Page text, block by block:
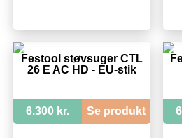
Festool støvsuger CTL
26 E AC HD - EU-stik
6.300 kr. Se produkt